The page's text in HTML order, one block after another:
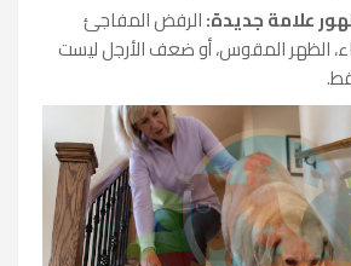
علامة جديدة:الرفض المفاجئ
الظهر المقوس، أو ضعف الأرجل ليست